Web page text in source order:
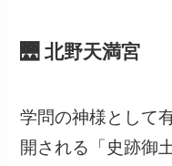
🌉 北野天満宮
学問の神様として
開される「史跡御